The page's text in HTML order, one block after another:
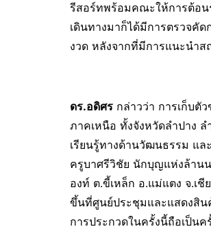
รีสอร์ทพร้อมคณะให้การต้อน
เดินทางมาก็ได้มีการตรวจคั
งวด หลังจากที่มีการแนะนำส
ดร.อดิศร กล่าวว่า การเก็บตั
ภาคเหนือ ทั้งจังหวัดลำปาง
เรียนรู้ทางด้านวัฒนธรรม แล
ครูบาศรีวิชัย นักบุญแห่งล้านน
องท์ ต.ขี้เหล็ก อ.แม่แตง จ.เ
ขึ้นที่ศูนย์ประชุมและแสดงสิน
การประกวดในครั้งนี้ถือเป็น